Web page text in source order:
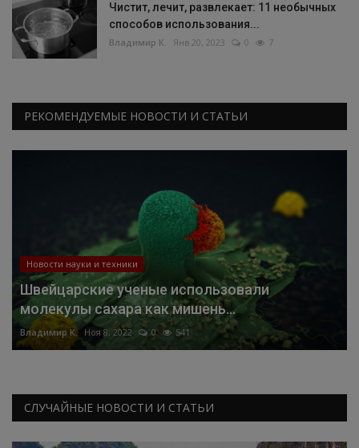
Чистит, лечит, развлекает: 11 необычных
способов использования...
Владимир К. Янв 20, 2023 0 7
РЕКОМЕНДУЕМЫЕ НОВОСТИ И СТАТЬИ
Новости науки и техники
Швейцарские ученые использовали
молекулы сахара как мишень...
Владимир К. Ноя 8, 2022 0 541
СЛУЧАЙНЫЕ НОВОСТИ И СТАТЬИ